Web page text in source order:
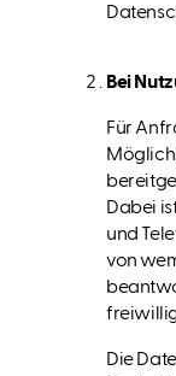
Bei
Für
Dabei
und
von
Die